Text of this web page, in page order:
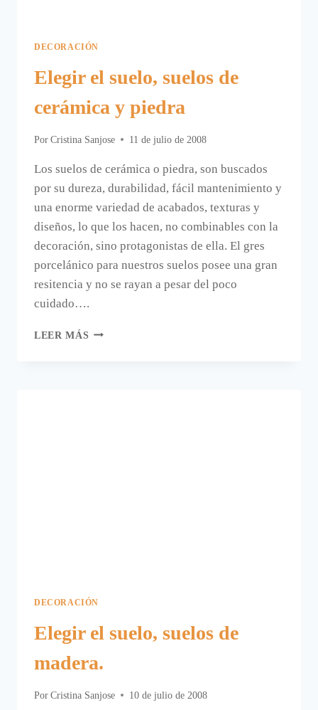
DECORACIÓN
Elegir el suelo, suelos de
cerámica y piedra
Por Cristina Sanjose 11 de julio de 2008
Los suelos de cerámica o piedra, son buscados
por su dureza, durabilidad, fácil mantenimiento y
una enorme variedad de acabados, texturas y
diseños, lo que los hacen, no combinables con la
decoración, sino protagonistas de ella. El gres
porcelánico para nuestros suelos posee una gran
resitencia y no se rayan a pesar del poco
cuidado….
LEER MÁS ELEGIR
DECORACIÓN
Elegir el suelo, suelos de
madera.
Por Cristina Sanjose 10 de julio de 2008